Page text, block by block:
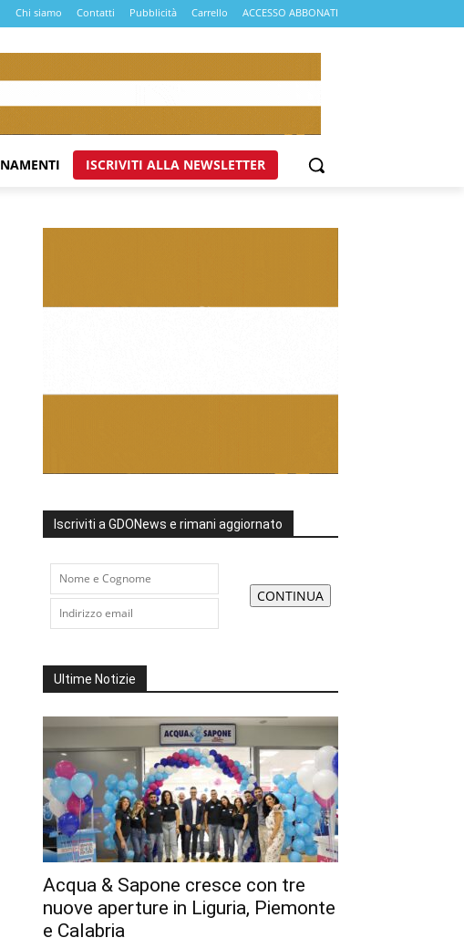
Chi siamo Contatti Pubblicità Carrello ACCESSO ABBONATI
ISCRIVITI ALLA NEWSLETTER
Iscriviti a GDONews e rimani aggiornato
Ultime Notizie
Acqua & Sapone cresce con tre
nuove aperture in Liguria, Piemonte
e Calabria